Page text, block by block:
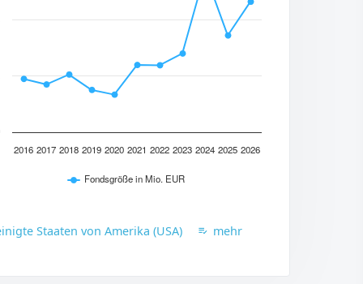
Fondsgröße in Mio. EUR
2016 2017 2018 2019 2020 2021 2022 2023 2024 2025 2026
Staaten von Amerika (USA)
mehr